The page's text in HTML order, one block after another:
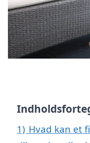
1) Hvad kan et